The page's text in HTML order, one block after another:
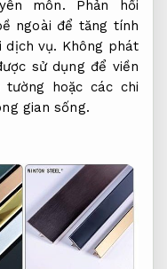
môn.
Phản hồi
ngoài để tăng tính
dịch vụ. Không phát
sử dụng để viền
tường hoặc các chi
gian sống.